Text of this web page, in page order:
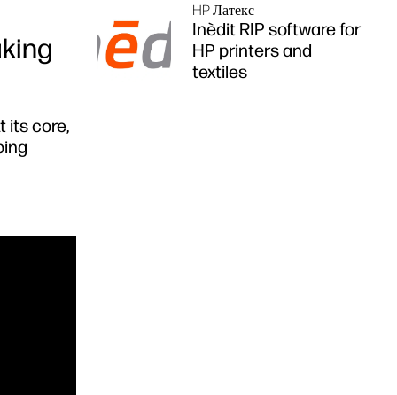
its core,
HP Латекс
Inèdit RIP software for
HP printers and
textiles